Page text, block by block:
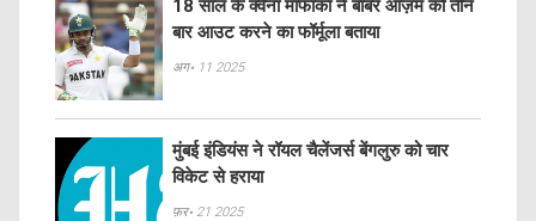
18 साल के क्वेना माफाका ने बाबर आज़म को तीन
बार आउट करने का फॉर्मूला बताया
अग॰ 11 2025
मुंबई इंडियंस ने रॉयल चैलेंजर्स बेंगलुरु को चार
विकेट से हराया
फ़र॰ 21 2025